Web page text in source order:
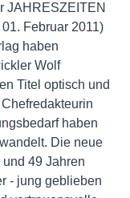
JAHRESZEITEN
Februar 2011)
haben
Wolf
Titel optisch und
haben
Die neue
49 Jahren
- jung geblieben